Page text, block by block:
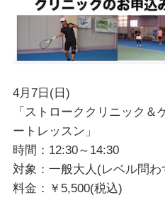
4月7日(日)
「ストローククリニック
ートレッスン」
時間：12:30～14:30
対象：一般大人(レベル問わ
料金：￥5,500(税込)